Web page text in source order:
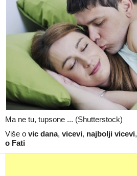
Ma ne tu, tupsone ... (Shutterstock)
Više o vic dana, vicevi, najbolji vicevi,
o Fati